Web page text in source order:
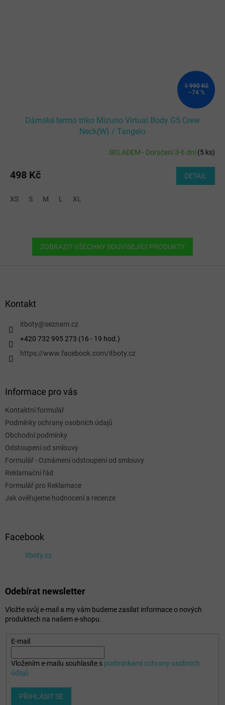
1 990 Kč
–74 %
Dámské termo triko Mizuno Virtual Body G5 Crew
Neck(W) / Tangelo
SKLADEM - Doručení 3-6 dní(5 ks)
498 Kč DETAIL
XS S M L XL
ZOBRAZIT VŠECHNY SOUVISEJÍCÍ PRODUKTY
Kontakt
itboty@seznam.cz
+420 732 995 273 (16 - 19 hod.)
https://www.facebook.com/itboty.cz
Informace pro vás
Kontaktní formulář
Podmínky ochrany osobních údajů
Obchodní podmínky
Odstoupení od smlouvy
Formulář - Oznámení odstoupení od smlouvy
Reklamační řád
Formulář pro Reklamace
Jak ověřujeme hodnocení a recenze
Facebook
itboty.cz
Odebírat newsletter
Vložte svůj e-mail a my vám budeme zasílat informace o nových
produktech na našem e-shopu.
E-mail
Vložením e-mailu souhlasíte s podmínkami ochrany osobních
údajů
PŘIHLÁSIT SE